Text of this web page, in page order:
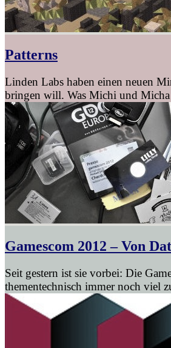
Patterns
Linden Labs haben einen neuen
bringen will. Was Michi und
Gamescom 2012 – Von
Seit gestern ist sie vorbei: Die
thementechnisch immer noch viel